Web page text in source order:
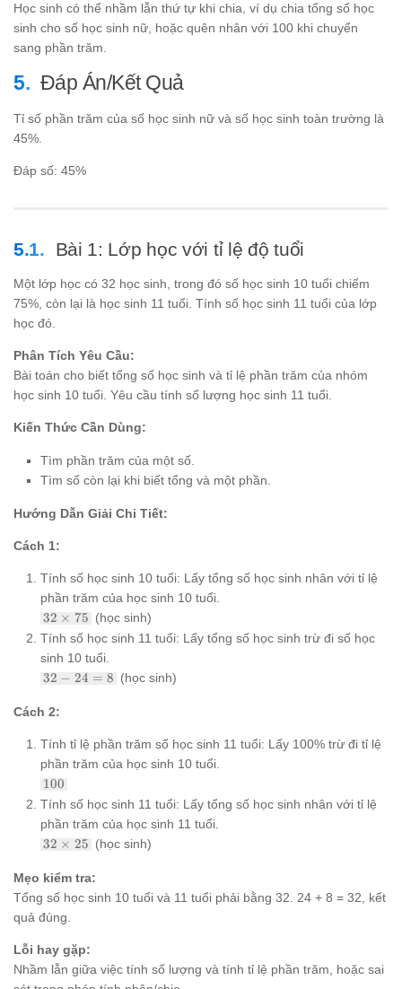
Học sinh có thể nhầm lẫn thứ tự khi chia, ví dụ chia tổng số học
sinh cho số học sinh nữ, hoặc quên nhân với 100 khi chuyển
sang phần trăm.
Đáp Án/Kết Quả
Tỉ số phần trăm của số học sinh nữ và số học sinh toàn trường là
45%.
Đáp số: 45%
Bài 1: Lớp học với tỉ lệ độ tuổi
Một lớp học có 32 học sinh, trong đó số học sinh 10 tuổi chiếm
75%, còn lại là học sinh 11 tuổi. Tính số học sinh 11 tuổi của lớp
học đó.
Phân Tích Yêu Cầu:
Bài toán cho biết tổng số học sinh và tỉ lệ phần trăm của nhóm
học sinh 10 tuổi. Yêu cầu tính số lượng học sinh 11 tuổi.
Kiến Thức Cần Dùng:
Tìm phần trăm của một số.
Tìm số còn lại khi biết tổng và một phần.
Hướng Dẫn Giải Chi Tiết:
Cách 1:
Tính số học sinh 10 tuổi: Lấy tổng số học sinh nhân với tỉ lệ
phần trăm của học sinh 10 tuổi.
32 \times
75% = 32
\times
\frac{75}
{100} =
32 × 75 (học sinh)
Tính số học sinh 11 tuổi: Lấy tổng số học sinh trừ đi số học
sinh 10 tuổi.
32
24
=
8
32 − 24 = 8 (học sinh)
Cách 2:
Tính tỉ lệ phần trăm số học sinh 11 tuổi: Lấy 100% trừ đi tỉ lệ
phần trăm của học sinh 10 tuổi.
100%
-
75%
=
25%
100
Tính số học sinh 11 tuổi: Lấy tổng số học sinh nhân với tỉ lệ
phần trăm của học sinh 11 tuổi.
32 \times
\times
\frac{25}
{100} =
8
32 × 25 (học sinh)
Mẹo kiểm tra:
Tổng số học sinh 10 tuổi và 11 tuổi phải bằng 32. 24 + 8 = 32, kết
quả đúng.
Lỗi hay gặp:
Nhầm lẫn giữa việc tính số lượng và tính tỉ lệ phần trăm, hoặc sai